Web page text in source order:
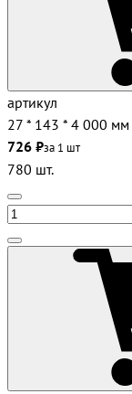
артикул
27 * 143 * 4 000 мм
726 ₽за 1 шт
780 шт.